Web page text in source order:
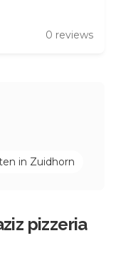
0 reviews
in Zuidhorn
pizzeria